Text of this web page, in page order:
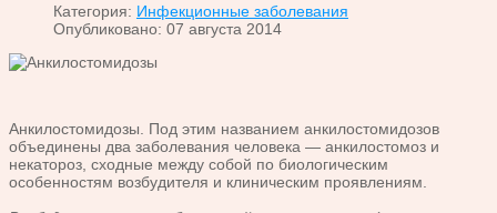
Категория: Инфекционные заболевания
Опубликовано: 07 августа 2014
Анкилостомидозы. Под этим названием анкилостомидозов
объединены два заболевания человека — анкилостомоз и
некатороз, сходные между собой по биологическим
особенностям возбудителя и клиническим проявлениям.